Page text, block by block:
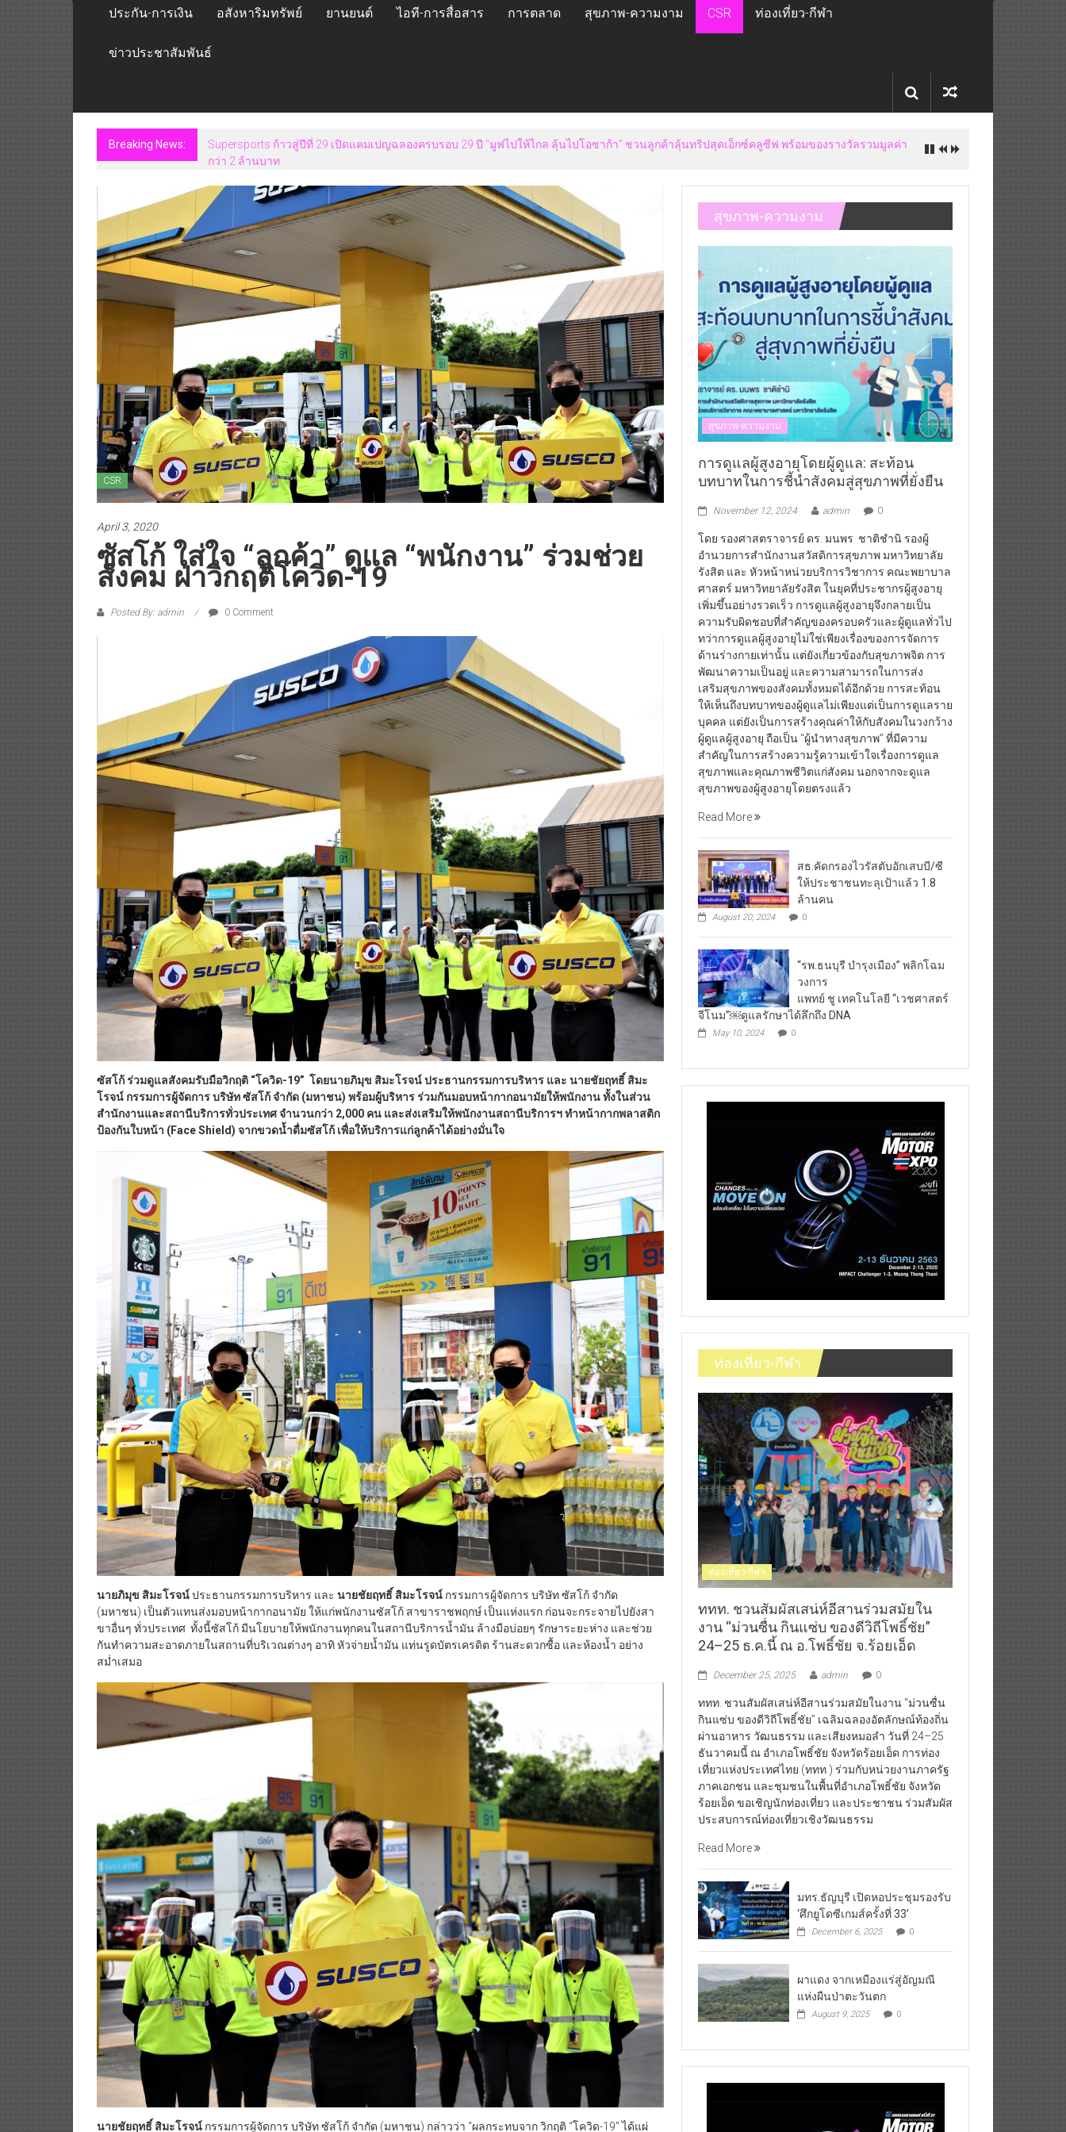
ประกัน-การเงิน อสังหาริมทรัพย์ ยานยนต์ ไอที-การสื่อสาร การตลาด สุขภาพ-ความงาม CSR ท่องเที่ยว-กีฬา
ข่าวประชาสัมพันธ์
Breaking News: แฟลช เอ็กซ์เพรส เปิดตัว “Flash Care Plus”ยกระดับความอุ่นใจในการจัดส่ง คุ้มครองสูงสุด 50,000 บาท ตอบโจทย์สินค้ามูลค่าสูง
CSR
ซัสโก้ ใส่ใจ “ลูกค้า” ดูแล “พนักงาน” ร่วมช่วย
สังคม ฝ่าวิกฤติโควิด-19
ซัสโก้ ร่วมดูแลสังคมรับมือวิกฤติ “โควิด-19” โดยนายภิมุข สิมะโรจน์ ประธานกรรมการบริหาร และ นายชัยฤทธิ์ สิมะ
โรจน์ กรรมการผู้จัดการ บริษัท ซัสโก้ จำกัด (มหาชน) พร้อมผู้บริหาร ร่วมกันมอบหน้ากากอนามัยให้พนักงาน ทั้งในส่วน
สำนักงานและสถานีบริการทั่วประเทศ จำนวนกว่า 2,000 คน และส่งเสริมให้พนักงานสถานีบริการฯ ทำหน้ากากพลาสติก
ป้องกันใบหน้า (Face Shield) จากขวดน้ำดื่มซัสโก้ เพื่อให้บริการแก่ลูกค้าได้อย่างมั่นใจ
นายภิมุข สิมะโรจน์ นายชัยฤทธิ์ สิมะโรจน์
กรรมการผู้จัดการ บริษัท ซัสโก้ จำกัด
(มหาชน) เป็นตัวแทนส่งมอบหน้ากากอนามัย ให้แก่พนักงานซัสโก้ สาขาราชพฤกษ์ เป็นแห่งแรก ก่อนจะกระจายไปยังสา
ขาอื่นๆ ทั่วประเทศ ทั้งนี้ซัสโก้ มีนโยบายให้พนักงานทุกคนในสถานีบริการน้ำมัน ล้างมือบ่อยๆ รักษาระยะห่าง และช่วย
กันทำความสะอาดภายในสถานที่บริเวณต่างๆ อาทิ หัวจ่ายน้ำมัน แท่นรูดบัตรเครดิต ร้านสะดวกซื้อ และห้องน้ำ อย่าง
สม่ำเสมอ
นายชัยฤทธิ์ สิมะโรจน์
กรรมการผู้จัดการ บริษัท ซัสโก้ จำกัด (มหาชน) กล่าวว่า “ผลกระทบจาก วิกฤติ “โควิด-19” ได้แผ่
สุขภาพ-ความงาม
สุขภาพ-ความงาม
การดูแลผู้สูงอายุโดยผู้ดูแล: สะท้อน
บทบาทในการชี้นำสังคมสู่สุขภาพที่ยั่งยืน
โดย รองศาสตราจารย์ ดร. มนพร ชาติชำนิ รองผู้
อำนวยการสำนักงานสวัสดิการสุขภาพ มหาวิทยาลัย
รังสิต และ หัวหน้าหน่วยบริการวิชาการ คณะพยาบาล
ศาสตร์ มหาวิทยาลัยรังสิต ในยุคที่ประชากรผู้สูงอายุ
เพิ่มขึ้นอย่างรวดเร็ว การดูแลผู้สูงอายุจึงกลายเป็น
ความรับผิดชอบที่สำคัญของครอบครัวและผู้ดูแลทั่วไป
ทว่าการดูแลผู้สูงอายุไม่ใช่เพียงเรื่องของการจัดการ
ด้านร่างกายเท่านั้น แต่ยังเกี่ยวข้องกับสุขภาพจิต การ
พัฒนาความเป็นอยู่ และความสามารถในการส่ง
เสริมสุขภาพของสังคมทั้งหมดได้อีกด้วย การสะท้อน
ให้เห็นถึงบทบาทของผู้ดูแลไม่เพียงแต่เป็นการดูแลราย
บุคคล แต่ยังเป็นการสร้างคุณค่าให้กับสังคมในวงกว้าง
ผู้ดูแลผู้สูงอายุ ถือเป็น “ผู้นำทางสุขภาพ” ที่มีความ
สำคัญในการสร้างความรู้ความเข้าใจเรื่องการดูแล
สุขภาพและคุณภาพชีวิตแก่สังคม นอกจากจะดูแล
สุขภาพของผู้สูงอายุโดยตรงแล้ว
สธ.คัดกรองไวรัสตับอักเสบบี/ซี
ให้ประชาชนทะลุเป้าแล้ว 1.8
ล้านคน
August 20, 2024
“รพ.ธนบุรี บำรุงเมือง” พลิกโฉม
วงการ
แพทย์ ชู เทคโนโลยี “เวชศาสตร์
จีโนม”￼ดูแลรักษาได้ลึกถึง DNA
May 10, 2024
ท่องเที่ยว-กีฬา
ท่องเที่ยว-กีฬา
ททท. ชวนสัมผัสเสน่ห์อีสานร่วมสมัยใน
งาน “ม่วนซื่น กินแซ่บ ของดีวิถีโพธิ์ชัย”
24–25 ธ.ค.นี้ ณ อ.โพธิ์ชัย จ.ร้อยเอ็ด
ททท. ชวนสัมผัสเสน่ห์อีสานร่วมสมัยในงาน “ม่วนซื่น
กินแซ่บ ของดีวิถีโพธิ์ชัย” เฉลิมฉลองอัตลักษณ์ท้องถิ่น
ผ่านอาหาร วัฒนธรรม และเสียงหมอลำ วันที่ 24–25
ธันวาคมนี้ ณ อำเภอโพธิ์ชัย จังหวัดร้อยเอ็ด การท่อง
เที่ยวแห่งประเทศไทย (ททท.) ร่วมกับหน่วยงานภาครัฐ
ภาคเอกชน และชุมชนในพื้นที่อำเภอโพธิ์ชัย จังหวัด
ร้อยเอ็ด ขอเชิญนักท่องเที่ยว และประชาชน ร่วมสัมผัส
ประสบการณ์ท่องเที่ยวเชิงวัฒนธรรม
‘ศึกยูโดซีเกมส์ครั้งที่ 33’
December 6, 2025
แห่งผืนป่าตะวันตก